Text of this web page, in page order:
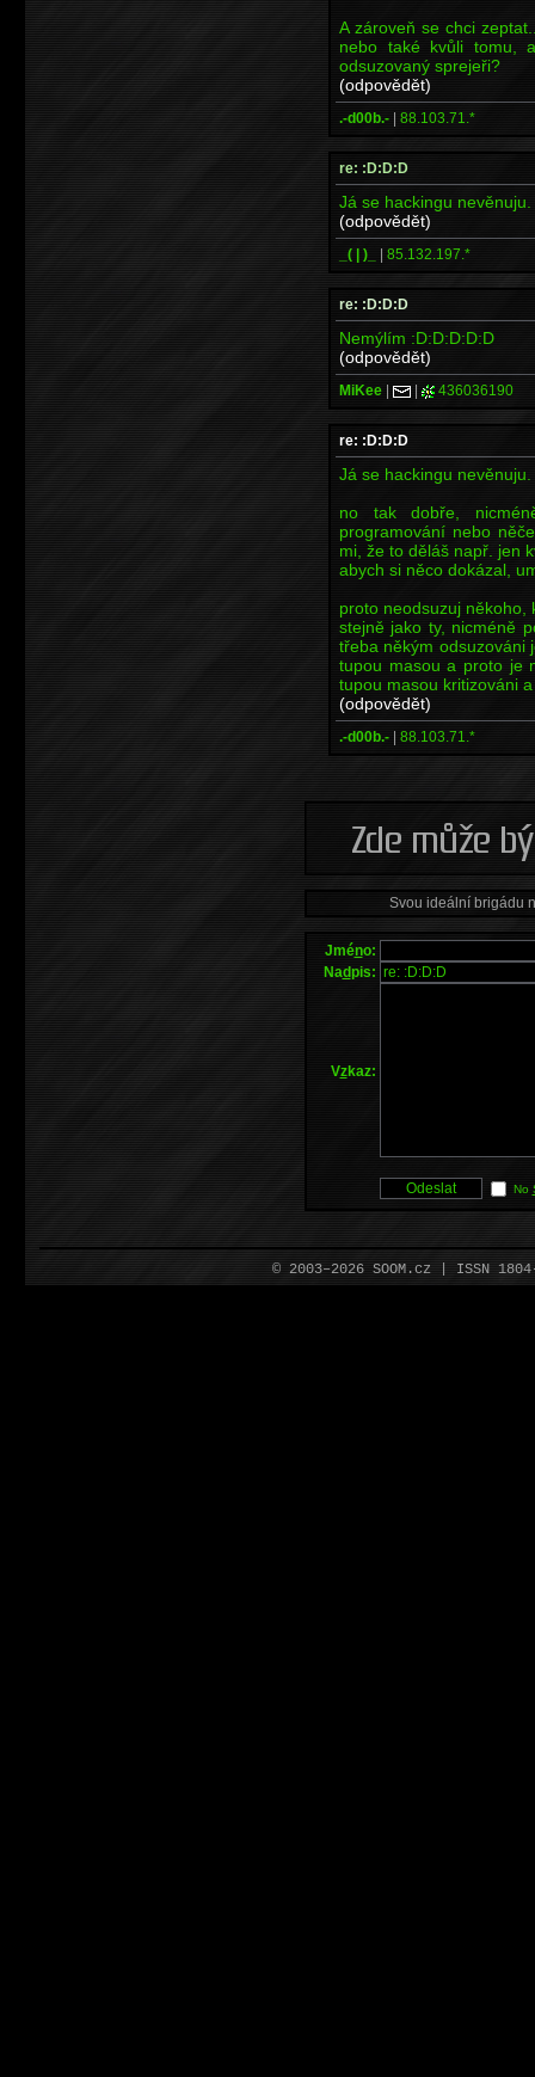
A zároveň se chci
nebo také kvůli tomu,
odsuzovaný sprejeři?
(odpovědět)
.-d00b.- | 88.103.71.*
re: :D:D:D
Já se hackingu
(odpovědět)
_( | )_ | 85.132.197.*
re: :D:D:D
Nemýlím :D:D:D:D:D
(odpovědět)
MiKee | | 436036190
re: :D:D:D
Já se hackingu
no tak dobře,
programování nebo
mi, že to děláš např. jen
abych si něco dokázal,
proto neodsuzuj někoho,
stejně jako ty, nicméně
třeba někým odsuzováni
tupou masou a proto je
tupou masou kritizováni
(odpovědět)
.-d00b.- | 88.103.71.*
Svou ideální brigádu
Jméno:
Nadpis:
Vzkaz:
No
© 2003–2026 SOOM.cz | ISSN